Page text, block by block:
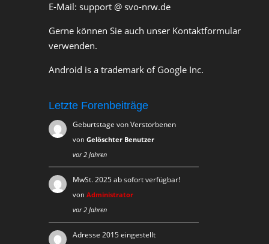
E-Mail: support @ svo-nrw.de
Gerne können Sie auch unser Kontaktformular
verwenden.
Android is a trademark of Google Inc.
Letzte Forenbeiträge
Geburtstage von Verstorbenen
von Gelöschter Benutzer
vor 2 Jahren
MwSt. 2025 ab sofort verfügbar!
von Administrator
vor 2 Jahren
Adresse 2015 eingestellt